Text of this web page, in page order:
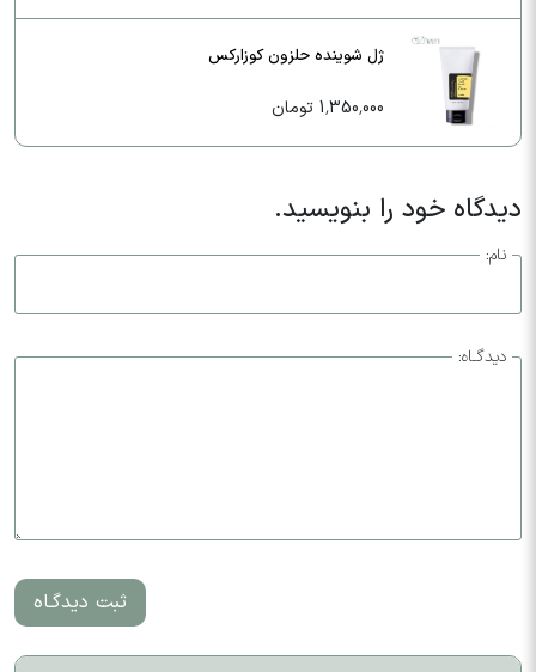
ژل شوینده حلزون کوزارکس
1,350,000 تومان
دیدگاه خود را بنویسید.
نام:
دیدگـاه:
ثبت دیدگـاه